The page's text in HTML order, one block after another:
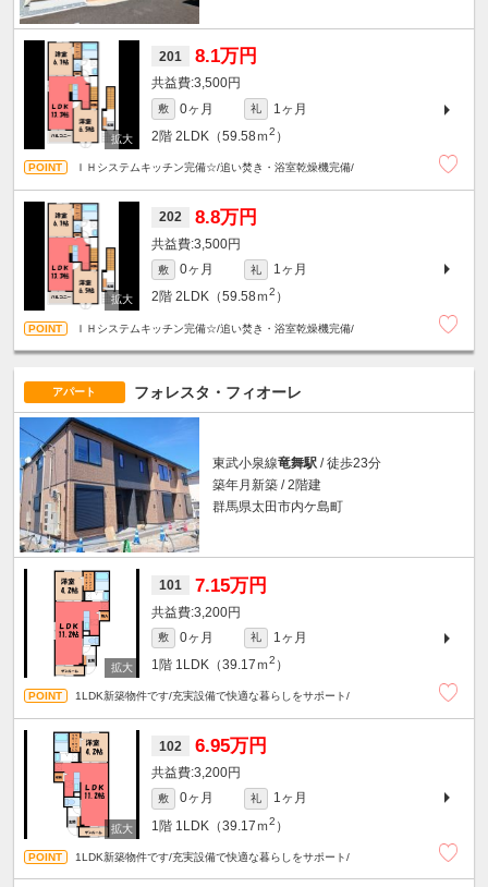
201 8.1万円
3,500円
敷 0ヶ月 礼
1ヶ月
2階 2LDK（59.58ｍ2 ）
ＩＨシステムキッチン完備☆/追い焚き・浴室乾燥機完備/
202 8.8万円
3,500円
敷 0ヶ月 礼
1ヶ月
2階 2LDK（59.58ｍ2 ）
ＩＨシステムキッチン完備☆/追い焚き・浴室乾燥機完備/
アパート フォレスタ・フィオーレ
東武小泉線竜舞駅 / 徒歩23分
築年月新築 / 2階建
群馬県太田市内ケ島町
101 7.15万円
3,200円
敷 0ヶ月 礼
1ヶ月
1階 1LDK（39.17ｍ2 ）
1LDK新築物件です/充実設備で快適な暮らしをサポート/
102 6.95万円
3,200円
敷 0ヶ月 礼
1ヶ月
1階 1LDK（39.17ｍ2 ）
1LDK新築物件です/充実設備で快適な暮らしをサポート/